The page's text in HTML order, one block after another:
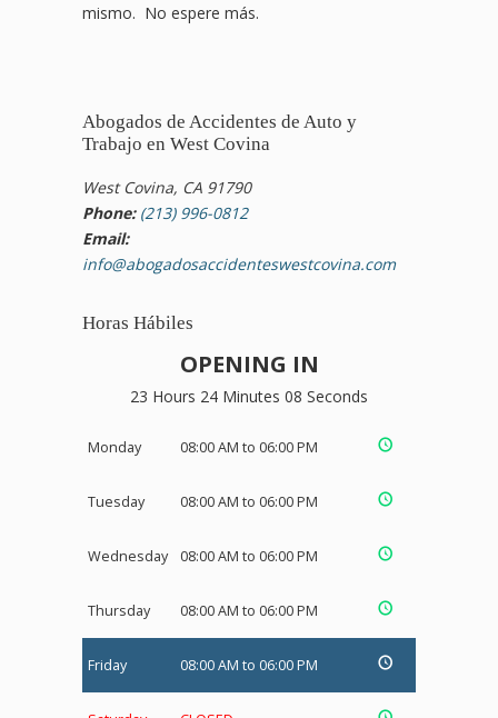
mismo. No espere más.
Abogados de Accidentes de Auto y
Trabajo en West Covina
West Covina, CA 91790
Phone: (213) 996-0812
Email:
info@abogadosaccidenteswestcovina.com
Horas Hábiles
OPENING IN
23 Hours 24 Minutes 08 Seconds
Monday 08:00 AM to 06:00 PM
Tuesday 08:00 AM to 06:00 PM
Wednesday 08:00 AM to 06:00 PM
Thursday 08:00 AM to 06:00 PM
Friday 08:00 AM to 06:00 PM